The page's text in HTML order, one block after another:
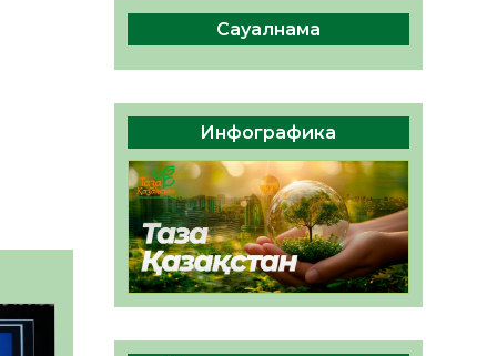
Руслан Рүстемұлы облыс
әкімінің кеңесшісі болып
тағайындалды
05.08.2026
52 0
Сауалнама
Инфографика